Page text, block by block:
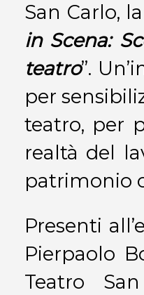
San Carlo,
in Scena:
teatro”.
per
teatro, per
realtà del
patrimonio
Presenti
Pierpaolo
Teatro